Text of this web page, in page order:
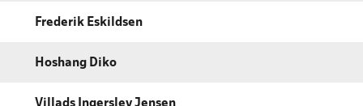
Frederik Eskildsen
Hoshang Diko
Villads Ingerslev Jensen